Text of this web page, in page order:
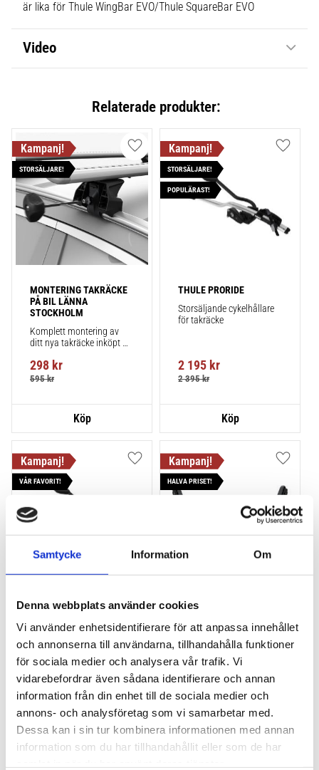
Samtycke Information Om
Denna webbplats använder cookies
Vi använder enhetsidentifierare för att anpassa innehållet
och annonserna till användarna, tillhandahålla funktioner
för sociala medier och analysera vår trafik. Vi
vidarebefordrar även sådana identifierare och annan
information från din enhet till de sociala medier och
annons- och analysföretag som vi samarbetar med.
Dessa kan i sin tur kombinera informationen med annan
information som du har tillhandahållit eller som de har
är lika för Thule WingBar EVO/Thule SquareBar EVO
Video
Relaterade produkter:
MONTERING TAKRÄCKE
PÅ BIL LÄNNA
STOCKHOLM
Komplett montering av
ditt nya takräcke inköpt
montering på din bil.
298 kr
595kr
STORSÄLJARE!
Lägg till i favoriter
THULE PRORIDE
Storsäljande cykelhållare
för takräcke
2 195 kr
2 395kr
STORSÄLJARE!
POPULÄRAST!
Lägg
THULE PRORIDE BLACK
Storsäljande
takcykelhållare
2 395 kr
2 595 kr
VÅR FAVORIT!
Lägg till i favoriter
THULE DOCKGLIDE
Horisontell kajakhållare
1 495 kr
3 145 kr
HALVA PRISET!
Lägg